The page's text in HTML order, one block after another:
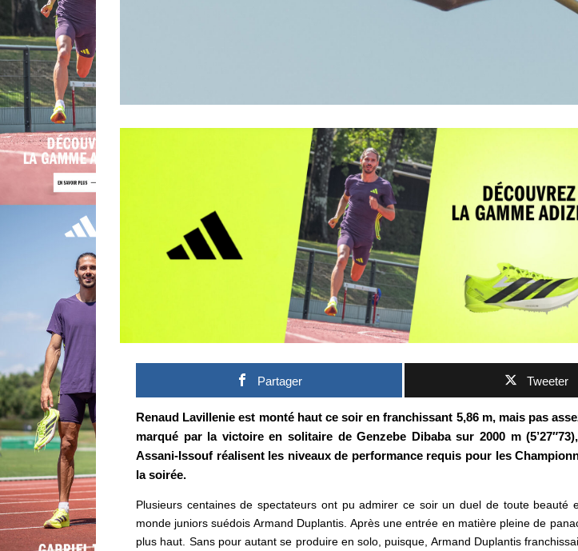
Partager Tweeter
Renaud Lavillenie est monté haut ce soir en franchissant 5,86 m, mais pas
marqué par la victoire en solitaire de Genzebe Dibaba sur 2000 m
Assani-Issouf réalisent les niveaux de performance requis pour les
la soirée.
Plusieurs centaines de spectateurs ont pu admirer ce soirun duel de toute beauté
monde juniors suédois Armand Duplantis. Après une entrée en matière pleine de
plus haut. Sans pour autant se produire en solo, puisque, Armand Duplantis